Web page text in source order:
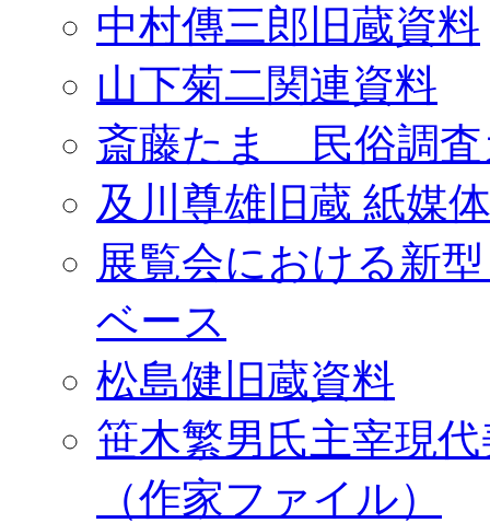
中村傳三郎旧蔵資料
山下菊二関連資料
斎藤たま 民俗調査
及川尊雄旧蔵 紙媒
展覧会における新
ベース
松島健旧蔵資料
笹木繁男氏主宰現
（作家ファイル）